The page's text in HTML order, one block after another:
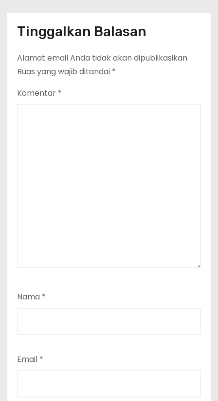
Cakrawala Tv Meminta Pemda
Lamsel Bertindak
Tinggalkan Balasan
Alamat email Anda tidak akan dipublikasikan.
Ruas yang wajib ditandai *
Komentar *
Nama *
Email *